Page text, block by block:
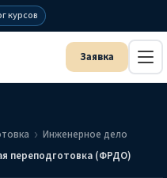
курсов
Инженерное дело
переподготовка (ФРДО)